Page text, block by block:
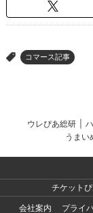
> コマース記事
ウレぴあ総研
うまい
チケット
会社案内
プライ